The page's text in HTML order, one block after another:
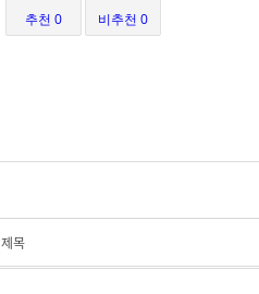
추천 0 비추천 0
제목